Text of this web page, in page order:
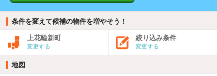
条件を変えて候補の物件を増やそう！
上花輪新町
変更する
絞り込み条件
変更する
地図